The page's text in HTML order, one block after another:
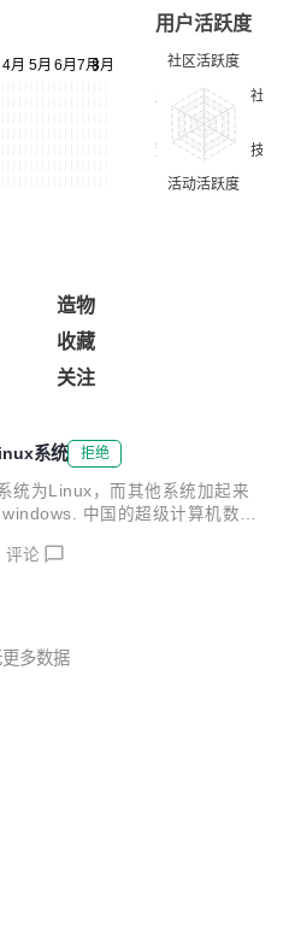
用户活跃度
造物
收藏
关注
系统 拒绝
统为Linux，而其他系统加起来
中国的超级计算机数量
评论
多数据